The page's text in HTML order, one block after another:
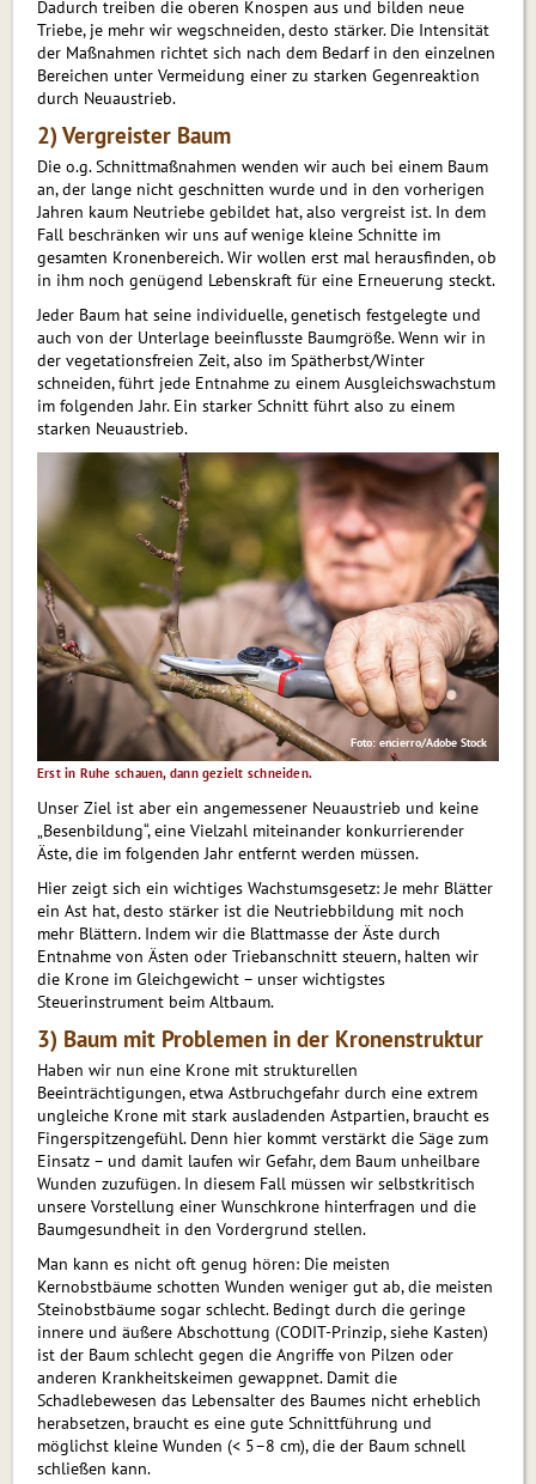
Dadurch treiben die oberen Knospen aus und bilden neue
Triebe, je mehr wir wegschneiden, desto stärker. Die Intensität
der Maßnahmen richtet sich nach dem Bedarf in den einzelnen
Bereichen unter Vermeidung einer zu starken Gegenreaktion
durch Neuaustrieb.
2) Vergreister Baum
Die o.g. Schnittmaßnahmen wenden wir auch bei einem Baum
an, der lange nicht geschnitten wurde und in den vorherigen
Jahren kaum Neutriebe gebildet hat, also vergreist ist. In dem
Fall beschränken wir uns auf wenige kleine Schnitte im
gesamten Kronenbereich. Wir wollen erst mal herausfinden, ob
in ihm noch genügend Lebenskraft für eine Erneuerung steckt.
Jeder Baum hat seine individuelle, genetisch festgelegte und
auch von der Unterlage beeinflusste Baumgröße. Wenn wir in
der vegetationsfreien Zeit, also im Spätherbst/Winter
schneiden, führt jede Entnahme zu einem Ausgleichswachstum
im folgenden Jahr. Ein starker Schnitt führt also zu einem
starken Neuaustrieb.
Foto: encierro/Adobe Stock
Erst in Ruhe schauen, dann gezielt schneiden.
Unser Ziel ist aber ein angemessener Neuaustrieb und keine
„Besenbildung“, eine Vielzahl miteinander konkurrierender
Äste, die im folgenden Jahr entfernt werden müssen.
Hier zeigt sich ein wichtiges Wachstumsgesetz: Je mehr Blätter
ein Ast hat, desto stärker ist die Neutriebbildung mit noch
mehr Blättern. Indem wir die Blattmasse der Äste durch
Entnahme von Ästen oder Triebanschnitt steuern, halten wir
die Krone im Gleichgewicht – unser wichtigstes
Steuerinstrument beim Altbaum.
3) Baum mit Problemen in der Kronenstruktur
Haben wir nun eine Krone mit strukturellen
Beeinträchtigungen, etwa Astbruchgefahr durch eine extrem
ungleiche Krone mit stark ausladenden Astpartien, braucht es
Fingerspitzengefühl. Denn hier kommt verstärkt die Säge zum
Einsatz – und damit laufen wir Gefahr, dem Baum unheilbare
Wunden zuzufügen. In diesem Fall müssen wir selbstkritisch
unsere Vorstellung einer Wunschkrone hinterfragen und die
Baumgesundheit in den Vordergrund stellen.
Man kann es nicht oft genug hören: Die meisten
Kernobstbäume schotten Wunden weniger gut ab, die meisten
Steinobstbäume sogar schlecht. Bedingt durch die geringe
innere und äußere Abschottung (CODIT-Prinzip, siehe Kasten)
ist der Baum schlecht gegen die Angriffe von Pilzen oder
anderen Krankheitskeimen gewappnet. Damit die
Schadlebewesen das Lebensalter des Baumes nicht erheblich
herabsetzen, braucht es eine gute Schnittführung und
möglichst kleine Wunden (< 5–8 cm), die der Baum schnell
schließen kann.